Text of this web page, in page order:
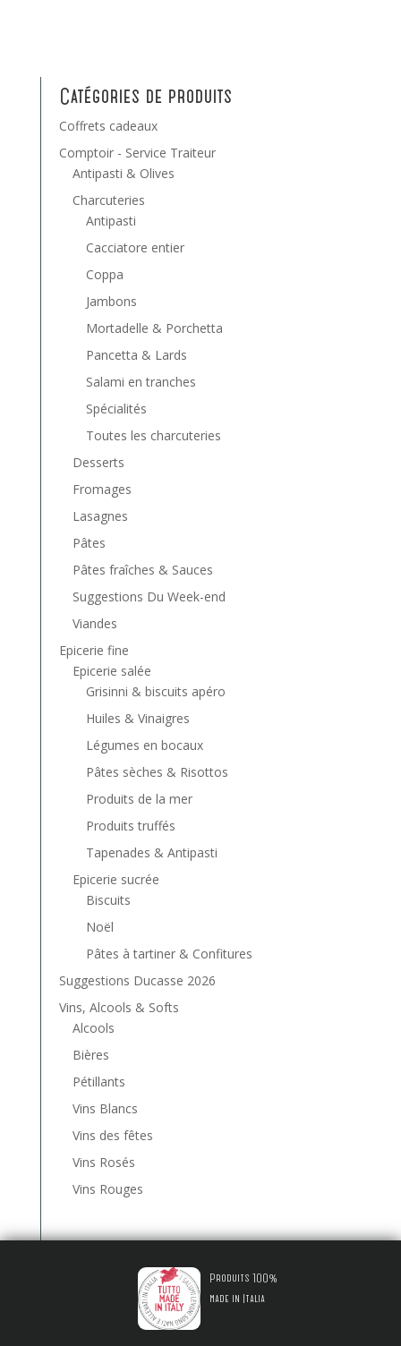
Catégories de produits
Coffrets cadeaux
Comptoir - Service Traiteur
Antipasti & Olives
Charcuteries
Antipasti
Cacciatore entier
Coppa
Jambons
Mortadelle & Porchetta
Pancetta & Lards
Salami en tranches
Spécialités
Toutes les charcuteries
Desserts
Fromages
Lasagnes
Pâtes
Pâtes fraîches & Sauces
Suggestions Du Week-end
Viandes
Epicerie fine
Epicerie salée
Grisinni & biscuits apéro
Huiles & Vinaigres
Légumes en bocaux
Pâtes sèches & Risottos
Produits de la mer
Produits truffés
Tapenades & Antipasti
Epicerie sucrée
Biscuits
Noël
Pâtes à tartiner & Confitures
Suggestions Ducasse 2026
Vins, Alcools & Softs
Alcools
Bières
Pétillants
Vins Blancs
Vins des fêtes
Vins Rosés
Vins Rouges
Produits 100%
made in Italia